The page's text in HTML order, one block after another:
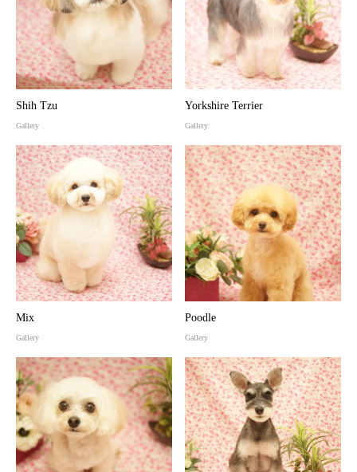
Shih Tzu
Gallery
Yorkshire Terrier
Gallery
Mix
Gallery
Poodle
Gallery